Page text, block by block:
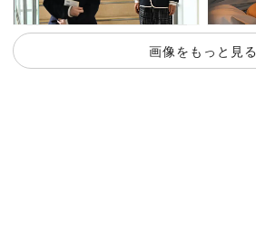
画像をもっと見る